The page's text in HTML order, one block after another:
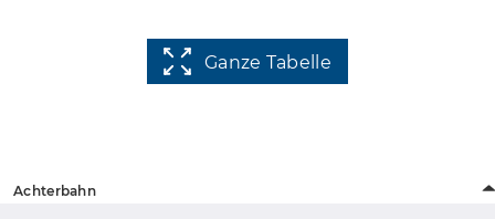
Ganze Tabelle
Achterbahn